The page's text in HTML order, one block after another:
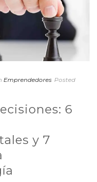
Emprendedores Posted
6
y 7